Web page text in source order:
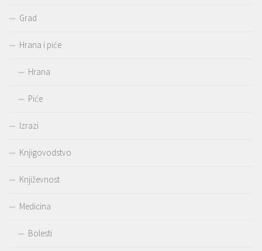
Grad
Hrana i piće
Hrana
Piće
Izrazi
Knjigovodstvo
Književnost
Medicina
Bolesti